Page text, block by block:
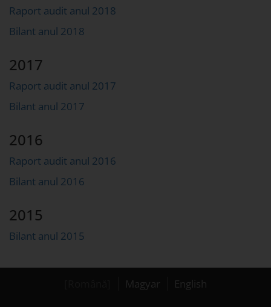
Raport audit anul 2018
Bilant anul 2018
2017
Raport audit anul 2017
Bilant anul 2017
2016
Raport audit anul 2016
Bilant anul 2016
2015
Bilant anul 2015
Magyar English